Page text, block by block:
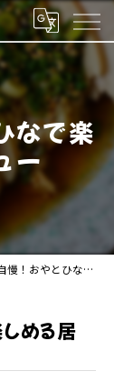
なで楽
ー
ひなで楽しめる居酒屋メニュー
める居